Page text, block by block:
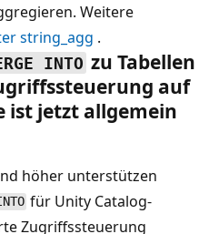
Weitere
string_agg .
INTO zu Tabellen
auf
ist jetzt allgemein
höher unterstützen
für Unity Catalog-
Zugriffssteuerung